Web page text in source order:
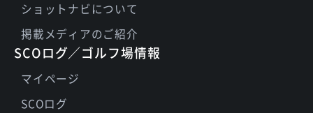
ショットナビについて
掲載メディアのご紹介
SCOログ／ゴルフ場情報
マイページ
SCOログ